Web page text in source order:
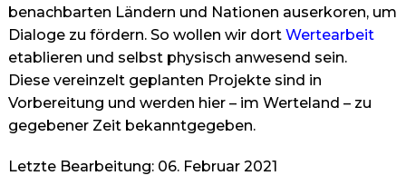
benachbarten Ländern und Nationen auserkoren, um
Dialoge zu fördern. So wollen wir dort Wertearbeit
etablieren und selbst physisch anwesend sein.
Diese vereinzelt geplanten Projekte sind in
Vorbereitung und werden hier – im Werteland – zu
gegebener Zeit bekanntgegeben.
Letzte Bearbeitung: 06. Februar 2021